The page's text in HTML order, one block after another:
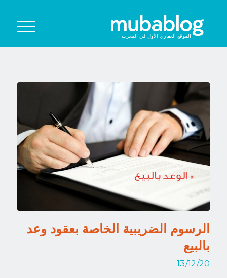
الموقع العقاري الأول في المغرب
الرسوم الضريبية الخاصة بعقود وعد
بالبيع
13/12/20